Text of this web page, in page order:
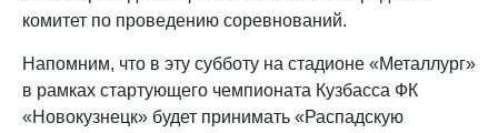
комитет по проведению соревнований.
Напомним, что в эту субботу на стадионе «Металлург»
в рамках стартующего чемпионата Кузбасса ФК
«Новокузнецк» будет принимать «Распадскую